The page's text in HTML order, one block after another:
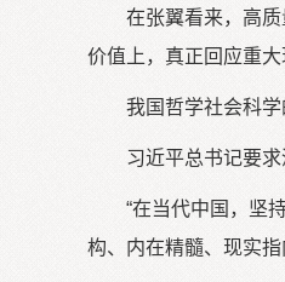
在张翼看来，高
价值上，真正回应重
我国哲学社会科
习近平总书记要
“在当代中国，坚
构、内在精髓、现实